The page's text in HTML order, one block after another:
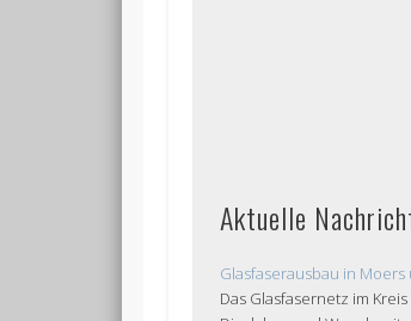
Aktuelle
Glasfaserausbau in
Das Glasfasernetz im